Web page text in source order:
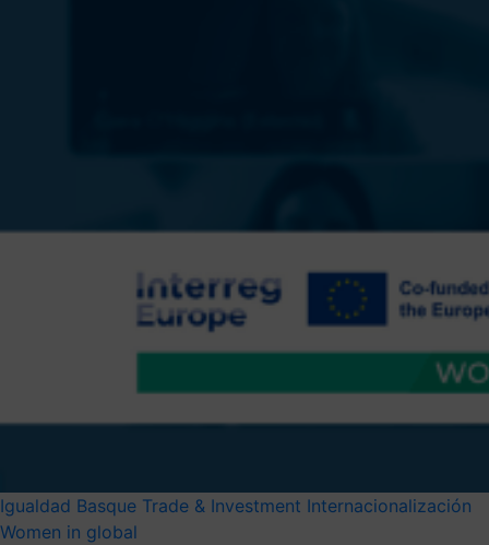
Igualdad Basque Trade & Investment Internacionalización
Women in global